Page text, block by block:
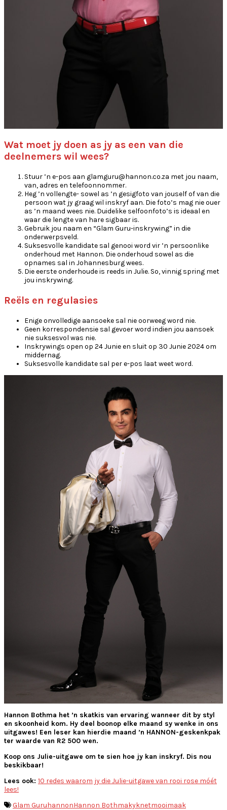
Wat moet jy doen as jy as een van die
deelnemers wil wees?
Stuur ’n e-pos aan glamguru@hannon.co.za met jou naam,
van, adres en telefoonnommer.
Heg ’n vollengte- sowel as ’n gesigfoto van jouself of van die
persoon wat jy graag wil inskryf aan. Die foto’s mag nie ouer
as ’n maand wees nie. Duidelike selfoonfoto’s is ideaal en
waar die lengte van hare sigbaar is.
Gebruik jou naam en “Glam Guru-inskrywing” in die
onderwerpsveld.
Suksesvolle kandidate sal genooi word vir ’n persoonlike
onderhoud met Hannon. Die onderhoud sowel as die
opnames sal in Johannesburg wees.
Die eerste onderhoude is reeds in Julie. So, vinnig spring met
jou inskrywing.
Reëls en regulasies
Enige onvolledige aansoeke sal nie oorweeg word nie.
Geen korrespondensie sal gevoer word indien jou aansoek
nie suksesvol was nie.
Inskrywings open op 24 Junie en sluit op 30 Junie 2024 om
middernag.
Suksesvolle kandidate sal per e-pos laat weet word.
Hannon Bothma het ’n skatkis van ervaring wanneer dit by styl
en skoonheid kom. Hy deel boonop elke maand sy wenke in ons
uitgawes! Een leser kan hierdie maand ’n HANNON-geskenkpak
ter waarde van R2 500 wen.
Koop ons Julie-uitgawe om te sien hoe jy kan inskryf. Dis nou
beskikbaar!
Lees ook: 10 redes waarom jy die Julie-uitgawe van rooi rose móét
lees!
Glam GuruhannonHannon Bothmakyknetmooimaak